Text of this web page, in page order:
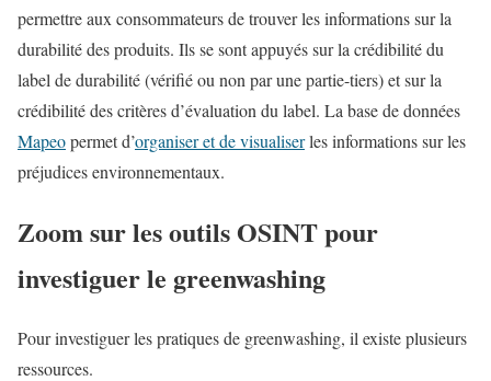
permettre aux consommateurs de trouver les informations sur la
durabilité des produits. Ils se sont appuyés sur la crédibilité du
label de durabilité (vérifié ou non par une partie-tiers) et sur la
crédibilité des critères d’évaluation du label. La base de données
Mapeopermet d’organiser et de visualiserles informations sur les
préjudices environnementaux.
Zoom sur les outils OSINT pour
investiguer le greenwashing
Pour investiguer les pratiques de greenwashing, il existe plusieurs
ressources.